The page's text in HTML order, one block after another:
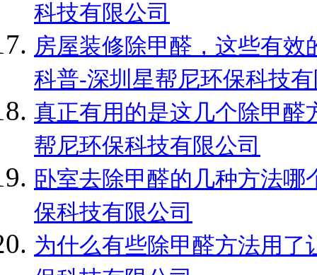
科技有限公司
房屋装修除甲醛，这些有
科普-深圳星帮尼环保科技
真正有用的是这几个除甲
帮尼环保科技有限公司
卧室去除甲醛的几种方法
保科技有限公司
为什么有些除甲醛方法用了